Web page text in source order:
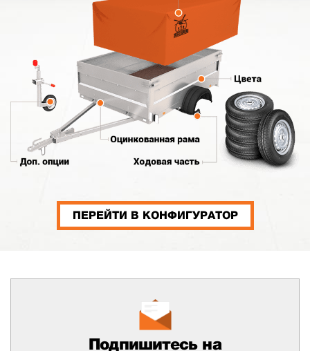
ПЕРЕЙТИ В КОНФИГУРАТОР
Подпишитесь на